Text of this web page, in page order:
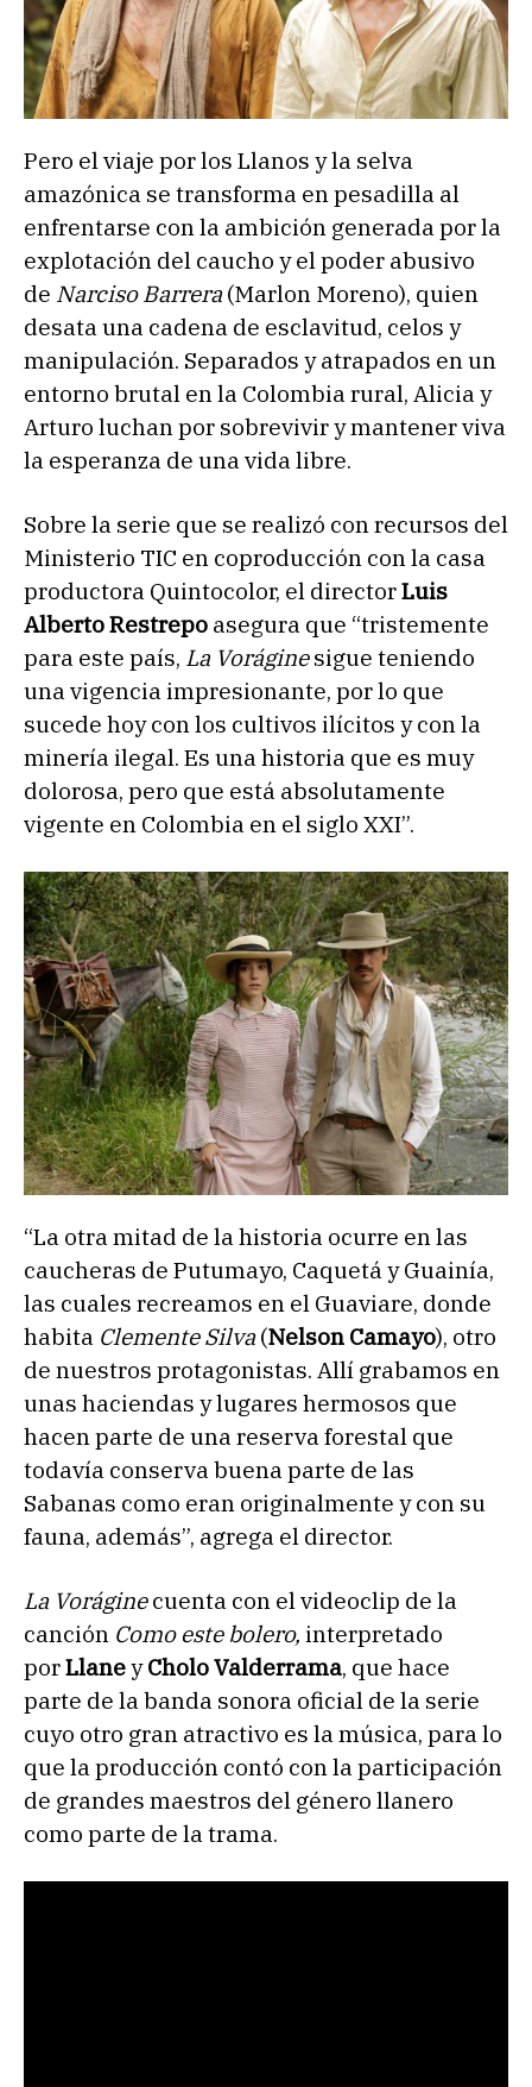
Pero el viaje por los Llanos y la selva
amazónica se transforma en pesadilla al
enfrentarse con la ambición generada por la
explotación del caucho y el poder abusivo
de Narciso Barrera(Marlon Moreno), quien
desata una cadena de esclavitud, celos y
manipulación. Separados y atrapados en un
entorno brutal en la Colombia rural, Alicia y
Arturo luchan por sobrevivir y mantener viva
la esperanza de una vida libre.
Sobre la serie que se realizó con recursos del
Ministerio TIC en coproducción con la casa
productora Quintocolor, el directorLuis
Alberto Restrepo asegura que “tristemente
para este país, La Voráginesigue teniendo
una vigencia impresionante, por lo que
sucede hoy con los cultivos ilícitos y con la
minería ilegal. Es una historia que es muy
dolorosa, pero que está absolutamente
vigente en Colombia en el siglo XXI”.
“La otra mitad de la historia ocurre en las
caucheras de Putumayo, Caquetá y Guainía,
las cuales recreamos en el Guaviare, donde
habita Clemente Silva(Nelson Camayo), otro
de nuestros protagonistas. Allí grabamos en
unas haciendas y lugares hermosos que
hacen parte de una reserva forestal que
todavía conserva buena parte de las
Sabanas como eran originalmente y con su
fauna, además”, agrega el director.
La Voráginecuenta con el videoclip de la
canción Como este bolero, interpretado
porLlaneyCholo Valderrama, que hace
parte de la banda sonora oficial de la serie
cuyo otro gran atractivo es la música, para lo
que la producción contó con la participación
de grandes maestros del género llanero
como parte de la trama.